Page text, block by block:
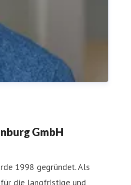
GmbH
1998 gegründet. Als
die langfristige und